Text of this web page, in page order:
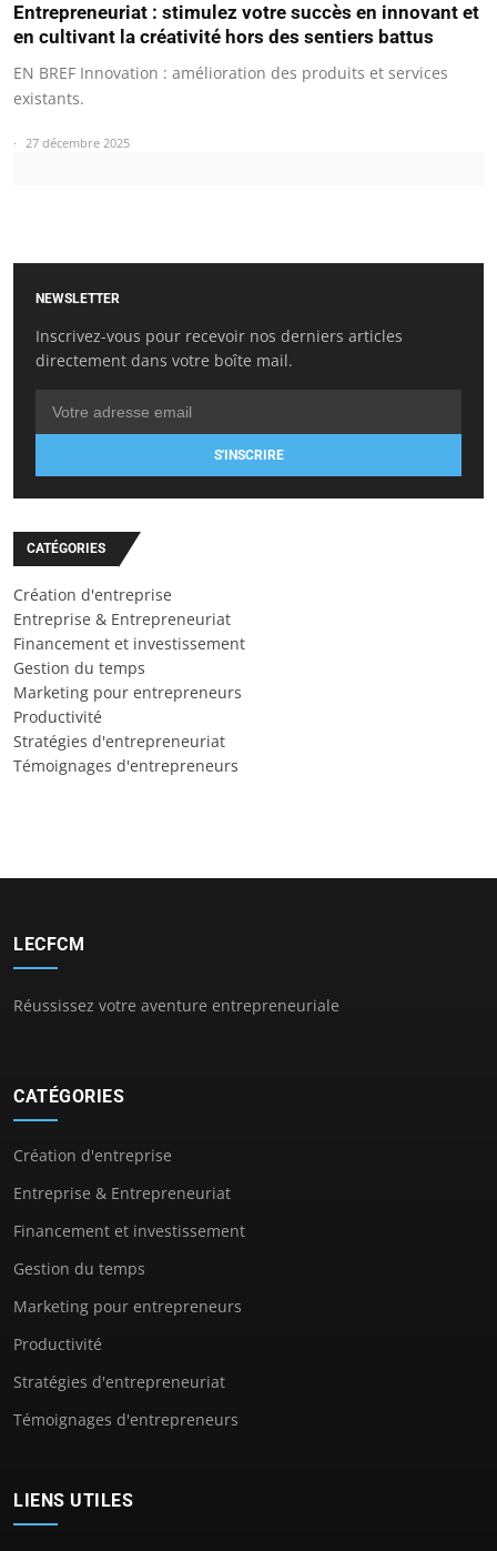
Entrepreneuriat : stimulez votre succès en innovant et
en cultivant la créativité hors des sentiers battus
EN BREF Innovation : amélioration des produits et services
existants.
27 décembre 2025
NEWSLETTER
Inscrivez-vous pour recevoir nos derniers articles
directement dans votre boîte mail.
S'INSCRIRE
CATÉGORIES
Création d'entreprise
Entreprise & Entrepreneuriat
Financement et investissement
Gestion du temps
Marketing pour entrepreneurs
Productivité
Stratégies d'entrepreneuriat
Témoignages d'entrepreneurs
LECFCM
Réussissez votre aventure entrepreneuriale
CATÉGORIES
Création d'entreprise
Entreprise & Entrepreneuriat
Financement et investissement
Gestion du temps
Marketing pour entrepreneurs
Productivité
Stratégies d'entrepreneuriat
Témoignages d'entrepreneurs
LIENS UTILES